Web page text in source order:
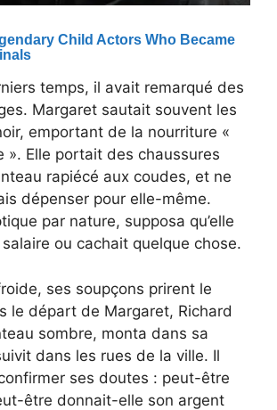
temps, il avait remarqué des
Margaret sautait souvent les
emportant de la nourriture «
». Elle portait des chaussures
rapiécé aux coudes, et ne
dépenser pour elle-même.
par nature, supposa qu’elle
ou cachait quelque chose.
ses soupçons prirent le
le départ de Margaret, Richard
sombre, monta dans sa
dans les rues de la ville. Il
ses doutes : peut-être
être donnait-elle son argent